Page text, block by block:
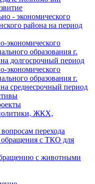
- экономического
района на период
экономического
образования г.
долгосрочный период
экономического
образования г.
среднесрочный период
ЖКХ,
перехода
с ТКО для
с животными